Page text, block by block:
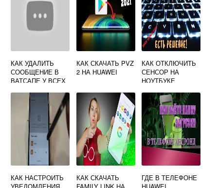
КАК УДАЛИТЬ
СООБЩЕНИЕ В
ВАТСАПЕ У ВСЕХ
ВРЕМЕНИ НА
АНДРОИД HUAWEI
КАК СКАЧАТЬ PVZ
2 НА HUAWEI
КАК ОТКЛЮЧИТЬ
СЕНСОР НА
НОУТБУКЕ
КАК НАСТРОИТЬ
КАК СКАЧАТЬ
ГДЕ В ТЕЛЕФОНЕ